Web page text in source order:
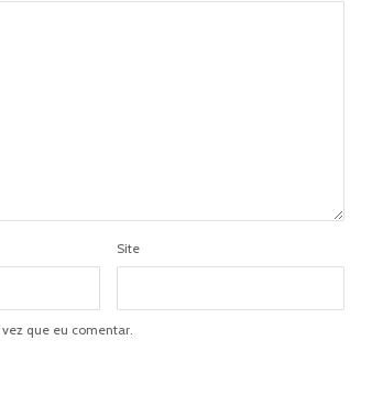
Site
que eu comentar.